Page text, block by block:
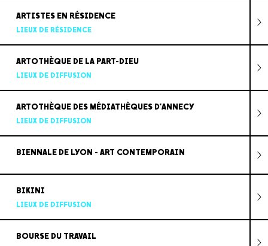
ARTISTES EN RÉSIDENCE
LIEUX DE RÉSIDENCE
ARTOTHÈQUE DE LA PART-DIEU
LIEUX DE DIFFUSION
ARTOTHÈQUE DES MÉDIATHÈQUES D'ANNECY
LIEUX DE DIFFUSION
BIENNALE DE LYON - ART CONTEMPORAIN
BIKINI
LIEUX DE DIFFUSION
BOURSE DU TRAVAIL